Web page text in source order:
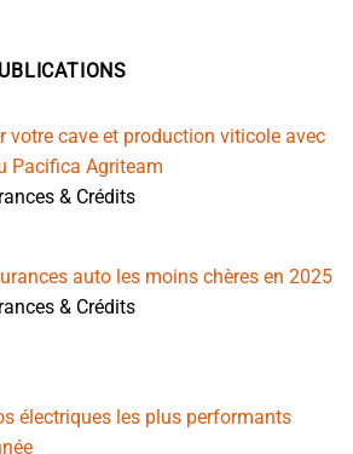
votre cave et production viticole avec
Pacifica Agriteam
& Crédits
auto les moins chères en 2025
& Crédits
électriques les plus performants